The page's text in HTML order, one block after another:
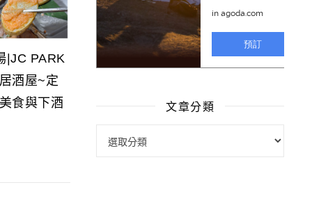
|JC PARK
酒屋~定
食與下酒
文章分類